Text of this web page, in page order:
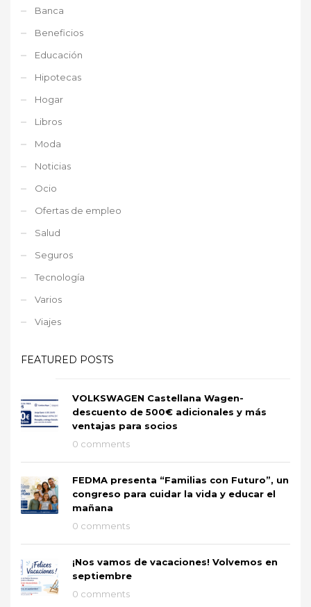
Banca
Beneficios
Educación
Hipotecas
Hogar
Libros
Moda
Noticias
Ocio
Ofertas de empleo
Salud
Seguros
Tecnología
Varios
Viajes
FEATURED POSTS
VOLKSWAGEN Castellana Wagen-
descuento de 500€ adicionales y más
ventajas para socios
0 comments
FEDMA presenta “Familias con Futuro”, un
congreso para cuidar la vida y educar el
mañana
0 comments
¡Nos vamos de vacaciones! Volvemos en
septiembre
0 comments